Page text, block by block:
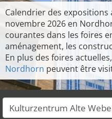
Calendrier des
novembre 2026 en
courantes dans les foires
aménagement, les
En plus des foires actuelles,
Nordhorn peuvent être